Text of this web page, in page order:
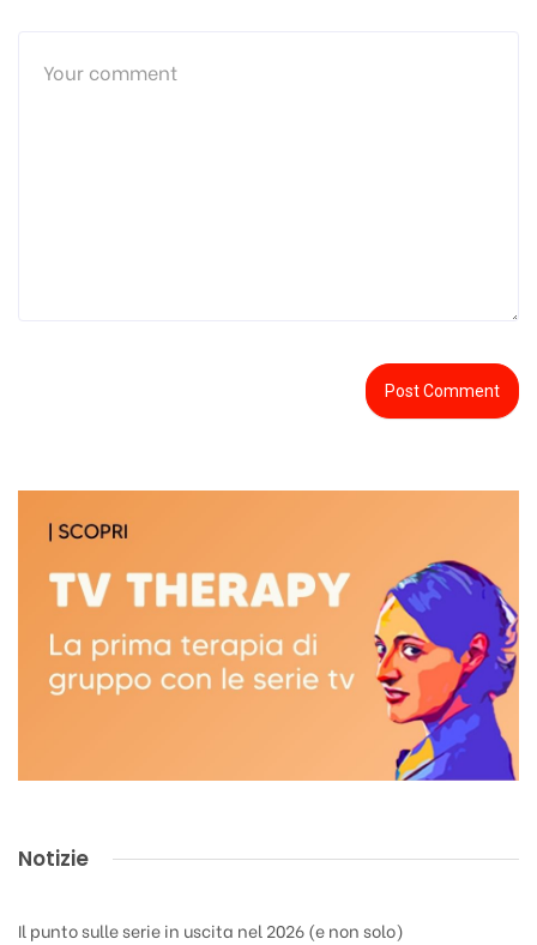
Notizie
Il punto sulle serie in uscita nel 2026 (e non solo)